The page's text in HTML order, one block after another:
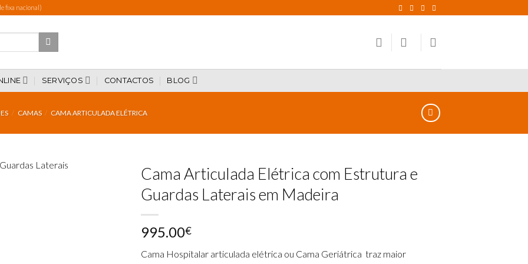
fixa nacional)
SERVIÇOS CONTACTOS BLOG
/ CAMAS / CAMA ARTICULADA ELÉTRICA
Cama Articulada Elétrica com Estrutura e
Guardas Laterais em Madeira
995.00€
Cama Hospitalar articulada elétrica ou Cama Geriátrica traz maior